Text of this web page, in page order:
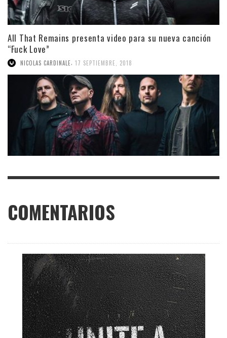
All That Remains presenta video para su nueva canción
“Fuck Love”
NICOLAS CARDINALE 17 SEPTIEMBRE, 2018
COMENTARIOS